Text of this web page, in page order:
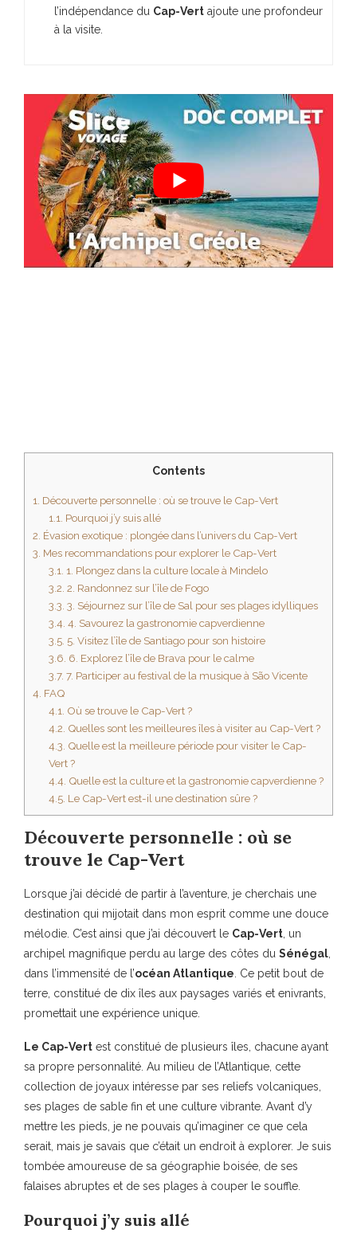
l’indépendance du Cap-Vert ajoute une profondeur
à la visite.
Contents
1. Découverte personnelle : où se trouve le Cap-Vert
1.1. Pourquoi j’y suis allé
2. Évasion exotique : plongée dans l’univers du Cap-Vert
3. Mes recommandations pour explorer le Cap-Vert
3.1. 1. Plongez dans la culture locale à Mindelo
3.2. 2. Randonnez sur l’île de Fogo
3.3. 3. Séjournez sur l’île de Sal pour ses plages idylliques
3.4. 4. Savourez la gastronomie capverdienne
3.5. 5. Visitez l’île de Santiago pour son histoire
3.6. 6. Explorez l’île de Brava pour le calme
3.7. 7. Participer au festival de la musique à São Vicente
4. FAQ
4.1. Où se trouve le Cap-Vert ?
4.2. Quelles sont les meilleures îles à visiter au Cap-Vert ?
4.3. Quelle est la meilleure période pour visiter le Cap-
Vert ?
4.4. Quelle est la culture et la gastronomie capverdienne ?
4.5. Le Cap-Vert est-il une destination sûre ?
Découverte personnelle : où se
trouve le Cap-Vert
Lorsque j’ai décidé de partir à l’aventure, je cherchais une
destination qui mijotait dans mon esprit comme une douce
mélodie. C’est ainsi que j’ai découvert le Cap-Vert, un
archipel magnifique perdu au large des côtes du Sénégal,
dans l’immensité de l’océan Atlantique. Ce petit bout de
terre, constitué de dix îles aux paysages variés et enivrants,
promettait une expérience unique.
Le Cap-Vert est constitué de plusieurs îles, chacune ayant
sa propre personnalité. Au milieu de l’Atlantique, cette
collection de joyaux intéresse par ses reliefs volcaniques,
ses plages de sable fin et une culture vibrante. Avant d’y
mettre les pieds, je ne pouvais qu’imaginer ce que cela
serait, mais je savais que c’était un endroit à explorer. Je suis
tombée amoureuse de sa géographie boisée, de ses
falaises abruptes et de ses plages à couper le souffle.
Pourquoi j’y suis allé